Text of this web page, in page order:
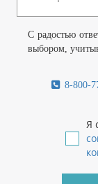
С радостью
выбором,
8-800-
Я